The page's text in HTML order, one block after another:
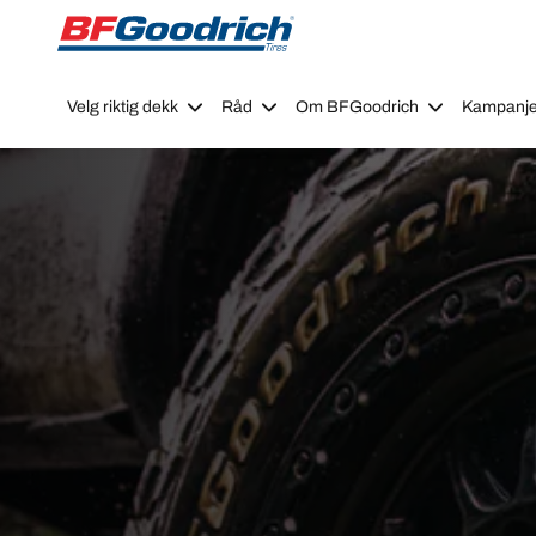
Go to page content Go to page navigation
Velg riktig dekk Råd Om BFGoodrich